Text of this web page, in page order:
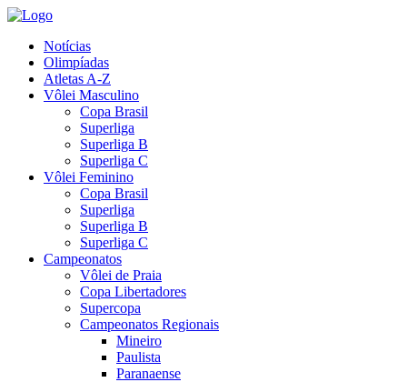
Notícias
Olimpíadas
Atletas A-Z
Vôlei Masculino
Copa Brasil
Superliga
Superliga B
Superliga C
Vôlei Feminino
Copa Brasil
Superliga
Superliga B
Superliga C
Campeonatos
Vôlei de Praia
Copa Libertadores
Supercopa
Campeonatos Regionais
Mineiro
Paulista
Paranaense